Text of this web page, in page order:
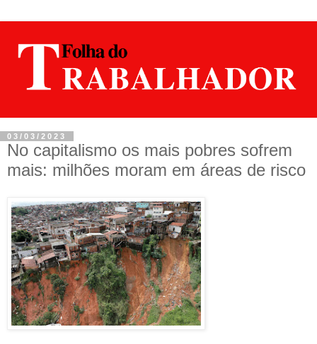
03/03/2023
No capitalismo os mais pobres sofrem
mais: milhões moram em áreas de risco